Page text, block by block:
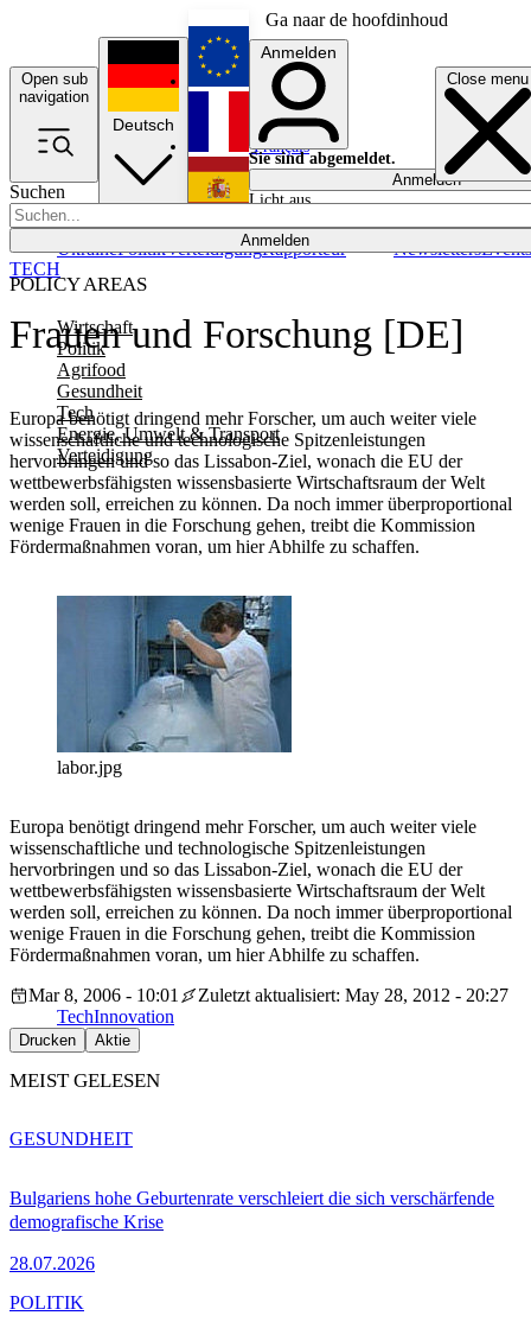
Ga naar de hoofdinhoud
Open sub
navigation
Close menu
Suchen
Anmelden
POLICY AREAS
Wirtschaft
Politik
Agrifood
Gesundheit
Tech
Energie, Umwelt & Transport
Verteidigung
UkrainePolitikVerteidigungRapporteur NewslettersEvents
Deutsch
English
Français
Anmelden
Sie sind abgemeldet.
Anmelden
Licht aus
Frauen und Forschung [DE]
Europa benötigt dringend mehr Forscher, um auch weiter viele
wissenschaftliche und technologische Spitzenleistungen
hervorbringen und so das Lissabon-Ziel, wonach die EU der
wettbewerbsfähigsten wissensbasierte Wirtschaftsraum der Welt
werden soll, erreichen zu können. Da noch immer überproportional
wenige Frauen in die Forschung gehen, treibt die Kommission
Fördermaßnahmen voran, um hier Abhilfe zu schaffen.
TECH
labor.jpg
Europa benötigt dringend mehr Forscher, um auch weiter viele
wissenschaftliche und technologische Spitzenleistungen
hervorbringen und so das Lissabon-Ziel, wonach die EU der
wettbewerbsfähigsten wissensbasierte Wirtschaftsraum der Welt
werden soll, erreichen zu können. Da noch immer überproportional
wenige Frauen in die Forschung gehen, treibt die Kommission
Fördermaßnahmen voran, um hier Abhilfe zu schaffen.
Mar 8, 2006 - 10:01
Zuletzt aktualisiert: May 28, 2012 - 20:27
TechInnovation
Drucken Aktie
MEIST GELESEN
Bulgariens hohe Geburtenrate verschleiert die sich verschärfende
demografische Krise
28.07.2026
GESUNDHEIT
POLITIK